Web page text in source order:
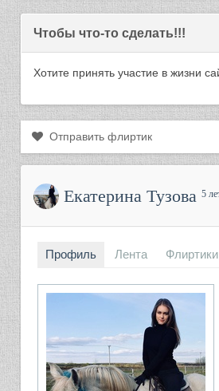
Чтобы что-то сделать!!!
Хотите принять участие в жизни
Отправить флиртик
Екатерина Тузова 5
Профиль Лента Флиртики